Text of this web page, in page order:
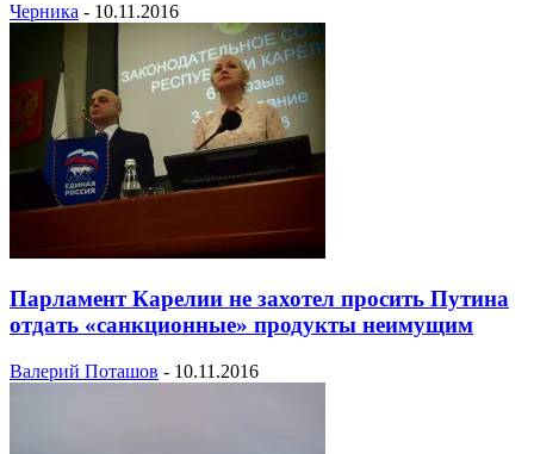
Черника - 10.11.2016
Парламент Карелии не захотел просить Путина
отдать «санкционные» продукты неимущим
Валерий Поташов - 10.11.2016